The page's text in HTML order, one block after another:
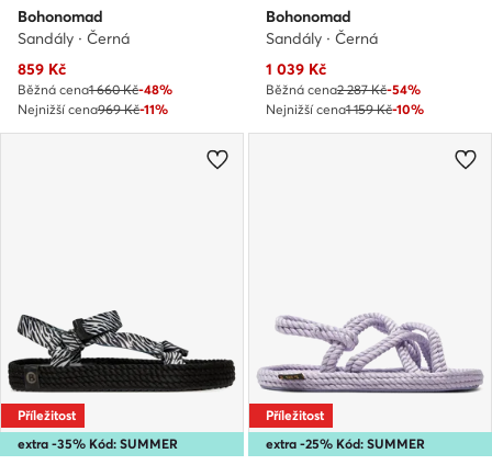
Bohonomad
Sandály · Černá
Aktuální cena
859 Kč
Běžná cena1 660 Kč-48%
Nejnižší cena969 Kč-11%
Bohonomad
Sandály · Černá
Aktuální cena
1 039 Kč
Běžná cena2 287 Kč-54%
Nejnižší cena1 159 Kč-10%
extra -35% Kód: SUMMER
Příležitost
extra -25% Kód: SUMMER
Příležitost